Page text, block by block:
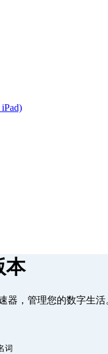
本
器，管理您的数字生活
词